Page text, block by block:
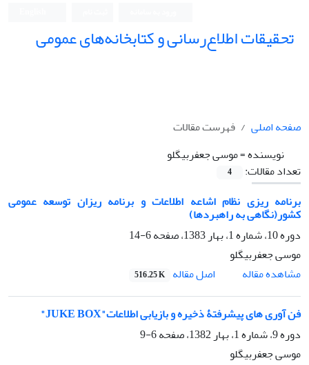
تحقیقات اطلاع‌رسانی و کتابخانه‌های عمومی
صفحه اصلی
فهرست مقالات
نویسنده =موسی جعفربیگلو
تعداد مقالات:
4
برنامه ریزی نظام اشاعه اطلاعات و برنامه ریزان توسعه عمومی
کشور(نگاهی به راهبردها)
دوره 10، شماره 1، بهار 1383، صفحه
6-14
موسی جعفربیگلو
مشاهده مقاله
اصل مقاله 516.25 K
فن آوری های پیشرفتۀ ذخیره و بازیابی اطلاعات"JUKE BOX"
دوره 9، شماره 1، بهار 1382، صفحه
6-9
موسی جعفربیگلو